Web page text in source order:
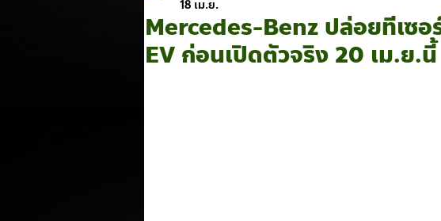
Mercedes-Benz ปล่อยทีเซ
EV ก่อนเปิดตัวจริง 20 เม.ย.นี้
18 เม.ย.